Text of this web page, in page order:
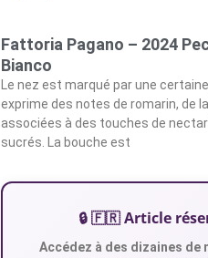
Fattoria Pagano – 2024
Bianco
Le nez est marqué par une
exprime des notes de romarin, de
associées à des touches de
sucrés. La bouche est
🔒 🇫🇷 Article
Accédez à des dizaines de